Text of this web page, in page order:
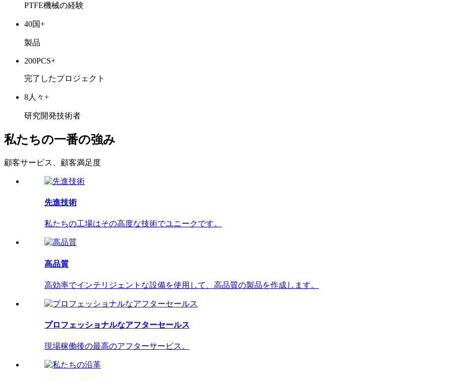
PTFE機械の経験
40国+
製品
200PCS+
完了したプロジェクト
8人々+
研究開発技術者
私たちの一番の強み
顧客サービス、顧客満足度
先進技術
私たちの工場はその高度な技術でユニークです。
高品質
高効率でインテリジェントな設備を使用して、高品質の製品を作成します。
プロフェッショナルなアフターセールス
現場稼働後の最高のアフターサービス。